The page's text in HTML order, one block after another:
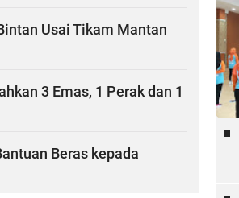
Usai Tikam Mantan
3 Emas, 1 Perak dan 1
Beras kepada